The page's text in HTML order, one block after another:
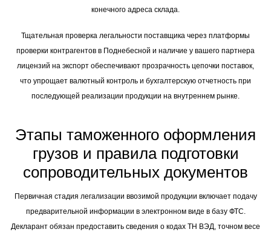
конечного адреса склада.
Тщательная проверка легальности поставщика через платформы
проверки контрагентов в Поднебесной и наличие у вашего партнера
лицензий на экспорт обеспечивают прозрачность цепочки поставок,
что упрощает валютный контроль и бухгалтерскую отчетность при
последующей реализации продукции на внутреннем рынке.
Этапы таможенного оформления
грузов и правила подготовки
сопроводительных документов
Первичная стадия легализации ввозимой продукции включает подачу
предварительной информации в электронном виде в базу ФТС.
Декларант обязан предоставить сведения о кодах ТН ВЭД, точном весе